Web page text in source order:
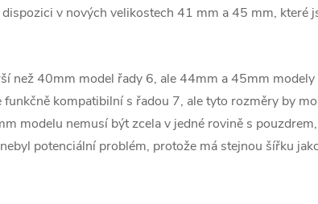
v nových velikostech 41 mm a 45 mm, které
než 40mm model řady 6, ale 44mm a 45mm
kompatibilní s řadou 7, ale tyto rozměry by
modelu nemusí být zcela v jedné rovině s
potenciální problém, protože má stejnou šířku